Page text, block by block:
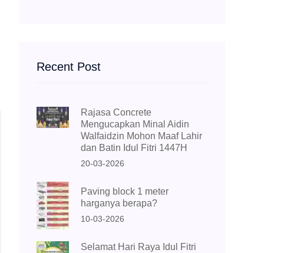
Recent Post
Rajasa Concrete
Mengucapkan Minal Aidin
Walfaidzin Mohon Maaf Lahir
dan Batin Idul Fitri 1447H
20-03-2026
Paving block 1 meter
harganya berapa?
10-03-2026
Selamat Hari Raya Idul Fitri